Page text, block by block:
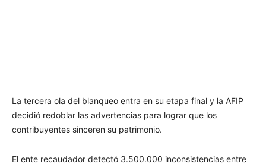
La tercera ola del blanqueo entra en su etapa final y la AFIP
decidió redoblar las advertencias para lograr que los
contribuyentes sinceren su patrimonio.
El ente recaudador detectó 3.500.000 inconsistencias entre